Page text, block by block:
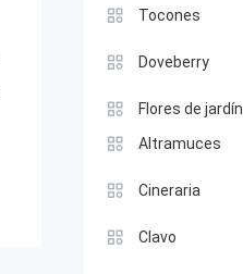
Tocones
Doveberry
Flores de jardín
Altramuces
Cineraria
Clavo